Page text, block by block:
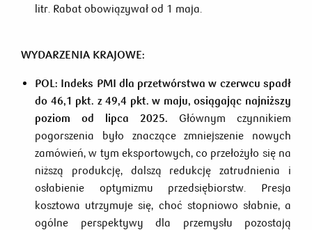
litr. Rabat obowiązywał od 1 maja.
WYDARZENIA KRAJOWE:
POL: Indeks PMI dla przetwórstwa w czerwcu spadł
do 46,1 pkt. z 49,4 pkt. w maju, osiągając najniższy
poziom od lipca 2025. Głównym czynnikiem
pogorszenia było znaczące zmniejszenie nowych
zamówień, w tym eksportowych, co przełożyło się na
niższą produkcję, dalszą redukcję zatrudnienia i
osłabienie optymizmu przedsiębiorstw. Presja
kosztowa utrzymuje się, choć stopniowo słabnie, a
ogólne perspektywy dla przemysłu pozostają